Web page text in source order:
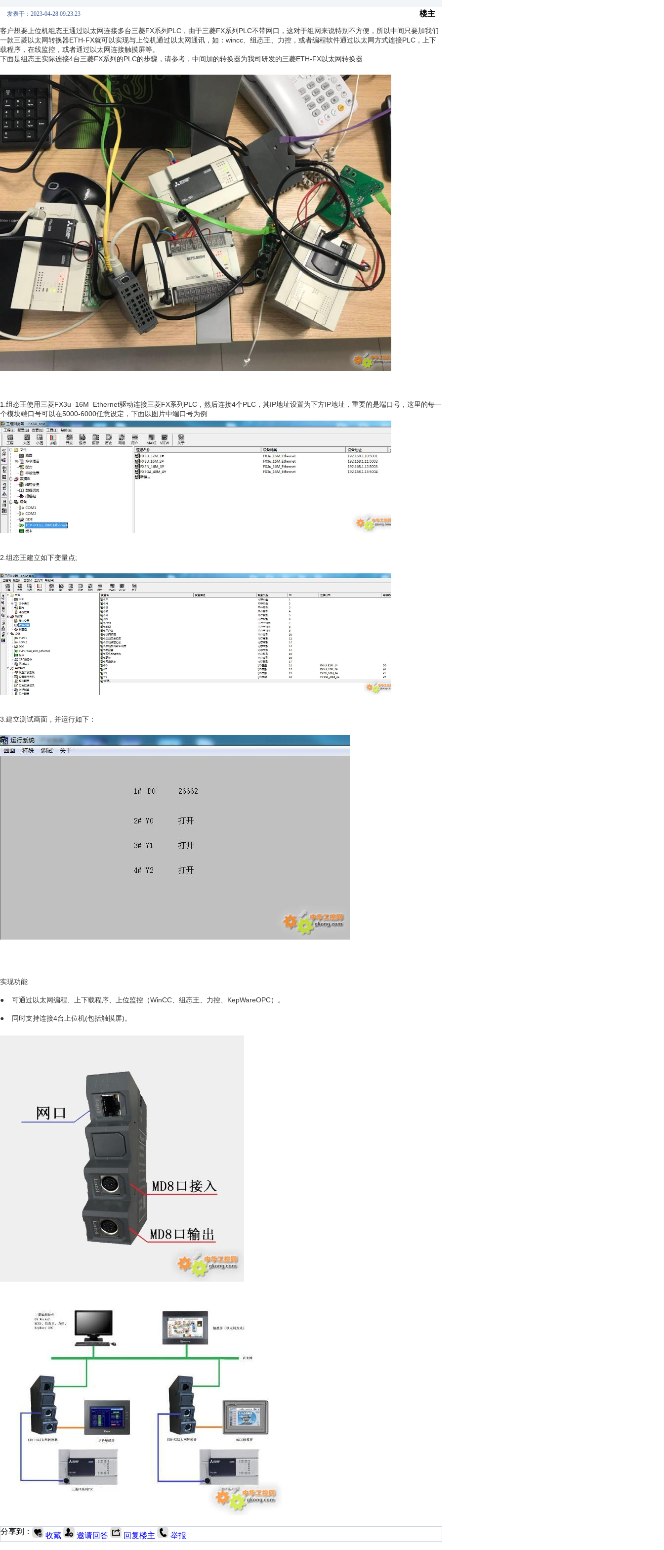
发表于：2023-04-28 09:23:23 楼主
客户想要上位机组态王通过以太网连接多台三菱FX系列PLC，由于三菱FX系列PLC不带网口，这对于组网来说特别不方便，所以中间只要加我们
一款三菱以太网转换器ETH-FX就可以实现与上位机通过以太网通讯，如：wincc、组态王、力控，或者编程软件通过以太网方式连接PLC，上下
载程序，在线监控，或者通过以太网连接触摸屏等。
下面是组态王实际连接4台三菱FX系列的PLC的步骤，请参考，中间加的转换器为我司研发的三菱ETH-FX以太网转换器
1.组态王使用三菱FX3u_16M_Ethernet驱动连接三菱FX系列PLC，然后连接4个PLC，其IP地址设置为下方IP地址，重要的是端口号，这里的每一
个模块端口号可以在5000-6000任意设定，下面以图片中端口号为例
2.组态王建立如下变量点;
3.建立测试画面，并运行如下：
实现功能
● 可通过以太网编程、上下载程序、上位监控（WinCC、组态王、力控、KepWareOPC）。
● 同时支持连接4台上位机(包括触摸屏)。
分享到： 收藏 邀请回答 回复楼主 举报